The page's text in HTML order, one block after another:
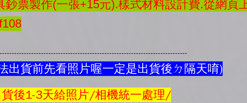
鈔票製作(一張+15元).樣式材料設計費.從網頁
出貨前先看照片喔一定是出貨後ㄉ隔天唷)
後1-3天給照片/相機統一處理/